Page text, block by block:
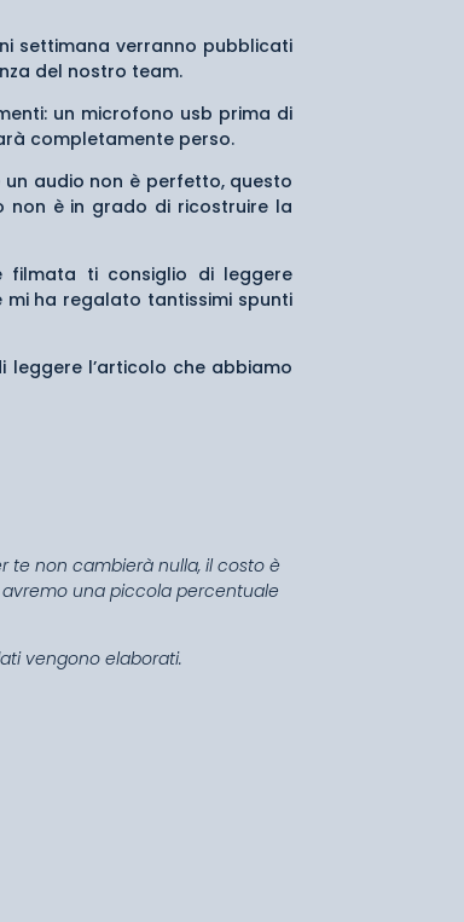
settimana verranno pubblicati
del nostro team.
un microfono usb prima di
completamente perso.
audio non è perfetto, questo
è in grado di ricostruire la
filmata ti consiglio di leggere
ha regalato tantissimi spunti
leggere l’articolo che abbiamo
te non cambierà nulla, il costo è
una piccola percentuale
vengono elaborati.